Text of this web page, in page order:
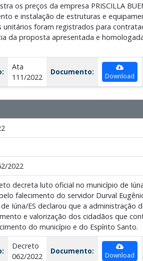
os preços da empresa PRISCILLA
e instalação de estruturas e
unitários foram registrados para
da proposta apresentada e
Ata
111/2022
Documento: Download
2022
decreta luto oficial no município de
falecimento do servidor Durval
Iúna/ES declarou que a administração
e valorização dos cidadãos que
do município e do Espírito Santo.
Decreto
062/2022
Documento: Download